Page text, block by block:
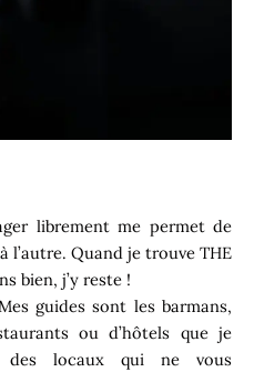
librement me permet de
l’autre. Quand je trouve THE
bien, j’y reste !
guides sont les barmans,
ou d’hôtels que je
des locaux qui ne vous